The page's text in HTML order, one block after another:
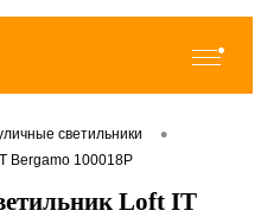
светильники •
Bergamo 100018P
Loft IT